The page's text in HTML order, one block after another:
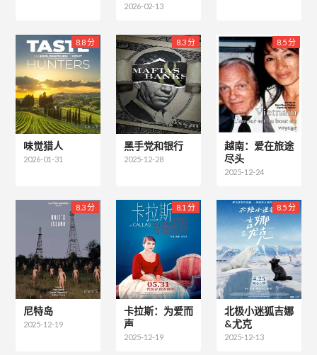
2026-02-13
8.8 分
味觉猎人
2026-01-31
8.3 分
黑手党和银行
2025-12-28
8.5 分
越南：爱在旅途
尽头
2025-12-24
8.3 分
尼特岛
2025-12-19
8.1 分
卡拉斯：为爱而
声
2025-12-19
8.5 分
北极小迷狐吉娜
&尤克
2025-12-13